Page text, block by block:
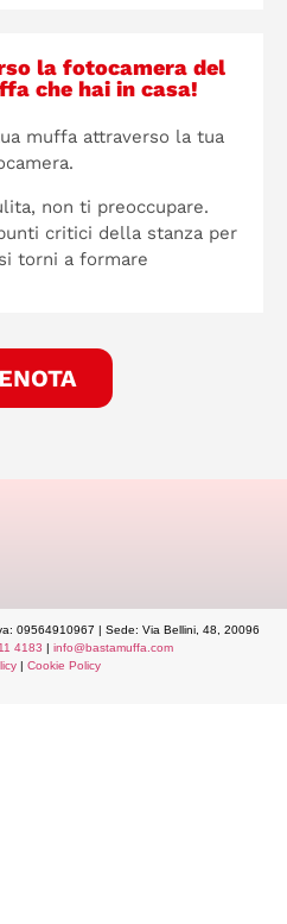
la fotocamera del
che hai in casa!
muffa attraverso la tua
non ti preoccupare.
critici della stanza per
torni a formare
09564910967 | Sede: Via Bellini, 48, 20096
4183 | info@bastamuffa.com
| Cookie Policy